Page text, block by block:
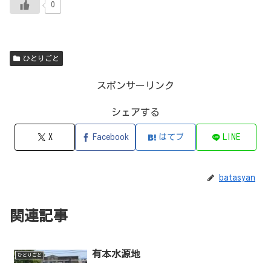
0
ひとりごと
スポンサーリンク
シェアする
X Facebook はてブ LINE
batasyan
関連記事
ひとりごと 有本水源地